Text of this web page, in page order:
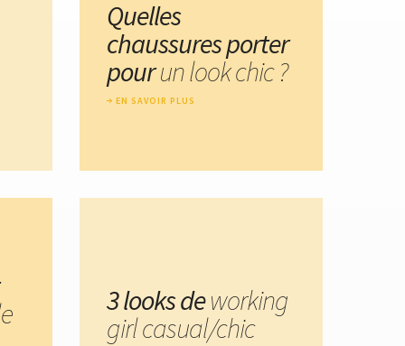
Quelles
chaussures porter
pourun look chic ?
EN SAVOIR PLUS
3 looks deworking
girl casual/chic